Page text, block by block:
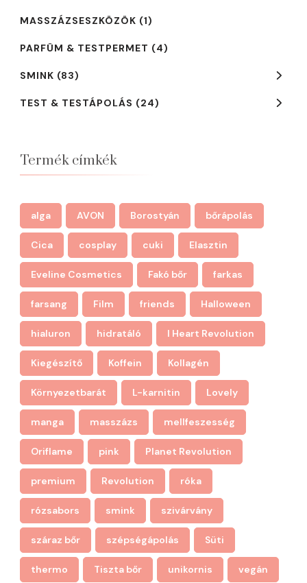
MASSZÁZSESZKÖZÖK (1)
PARFÜM & TESTPERMET (4)
SMINK (83)
TEST & TESTÁPOLÁS (24)
Termék címkék
alga AVON Borostyán bőrápolás
Cica cosplay cuki Elasztin
Eveline Cosmetics Fakó bőr farkas
farsang Film friends Halloween
hialuron hidratáló I Heart Revolution
Kiegészítő Koffein Kollagén
Környezetbarát L-karnitin Lovely
manga masszázs mellfeszesség
Oriflame pink Planet Revolution
premium Revolution róka
rózsabors smink szivárvány
száraz bőr szépségápolás Süti
thermo Tiszta bőr unikornis vegán